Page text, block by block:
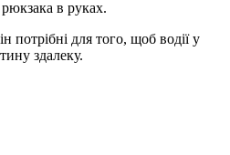
в руках.
потрібні для того, щоб водії у
здалеку.